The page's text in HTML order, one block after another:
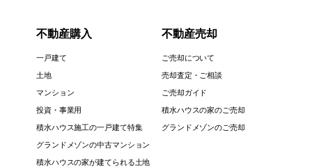
不動産購入
一戸建て
土地
マンション
投資・事業用
積水ハウス施工の一戸建て特集
グランドメゾンの中古マンション
積水ハウスの家が建てられる土地
不動産売却
ご売却について
売却査定・ご相談
ご売却ガイド
積水ハウスの家のご売却
グランドメゾンのご売却